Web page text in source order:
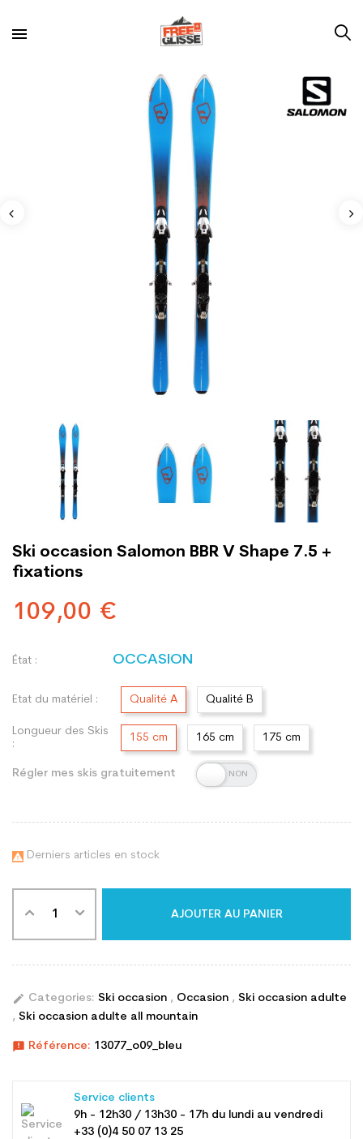
Ski occasion Salomon BBR V Shape 7.5 +
fixations
109,00 €
État : OCCASION
Etat du matériel : Qualité A Qualité B
Longueur des Skis
:
155 cm 165 cm 175 cm
Régler mes skis gratuitement
 Derniers articles en stock
AJOUTER AU PANIER
edit Categories: Ski occasion , Occasion , Ski occasion adulte
, Ski occasion adulte all mountain
announcement Référence: 13077_o09_bleu
Service clients
9h - 12h30 / 13h30 - 17h du lundi au vendredi
+33 (0)4 50 07 13 25